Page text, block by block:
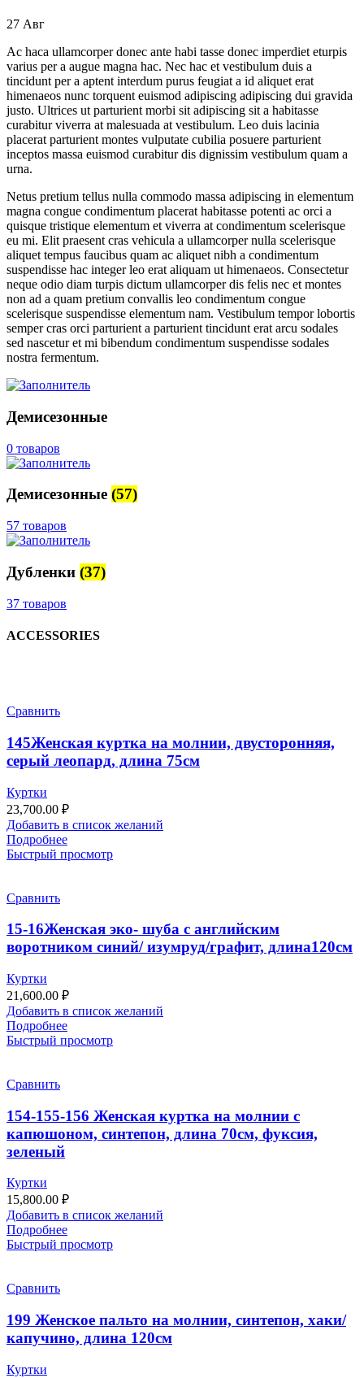
27 Авг
Ac haca ullamcorper donec ante habi tasse donec imperdiet eturpis
varius per a augue magna hac. Nec hac et vestibulum duis a
tincidunt per a aptent interdum purus feugiat a id aliquet erat
himenaeos nunc torquent euismod adipiscing adipiscing dui gravida
justo. Ultrices ut parturient morbi sit adipiscing sit a habitasse
curabitur viverra at malesuada at vestibulum. Leo duis lacinia
placerat parturient montes vulputate cubilia posuere parturient
inceptos massa euismod curabitur dis dignissim vestibulum quam a
urna.
Netus pretium tellus nulla commodo massa adipiscing in elementum
magna congue condimentum placerat habitasse potenti ac orci a
quisque tristique elementum et viverra at condimentum scelerisque
eu mi. Elit praesent cras vehicula a ullamcorper nulla scelerisque
aliquet tempus faucibus quam ac aliquet nibh a condimentum
suspendisse hac integer leo erat aliquam ut himenaeos. Consectetur
neque odio diam turpis dictum ullamcorper dis felis nec et montes
non ad a quam pretium convallis leo condimentum congue
scelerisque suspendisse elementum nam. Vestibulum tempor lobortis
semper cras orci parturient a parturient tincidunt erat arcu sodales
sed nascetur et mi bibendum condimentum suspendisse sodales
nostra fermentum.
Демисезонные
0 товаров
Демисезонные (57)
57 товаров
Дубленки (37)
37 товаров
ACCESSORIES
Сравнить
145Женская куртка на молнии, двусторонняя,
серый леопард, длина 75см
Куртки
23,700.00 ₽
Добавить в список желаний
Подробнее
Быстрый просмотр
Сравнить
15-16Женская эко- шуба с английским
воротником синий/ изумруд/графит, длина120см
Куртки
21,600.00 ₽
Добавить в список желаний
Подробнее
Быстрый просмотр
Сравнить
154-155-156 Женская куртка на молнии с
капюшоном, синтепон, длина 70см, фуксия,
зеленый
Куртки
15,800.00 ₽
Добавить в список желаний
Подробнее
Быстрый просмотр
Сравнить
199 Женское пальто на молнии, синтепон, хаки/
капучино, длина 120см
Куртки